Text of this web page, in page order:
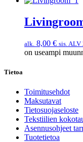
alk. 8,00 € sis. ALV
on useampi
Tietoa
Toimitusehdot
Maksutavat
Tietosuojaseloste
Tekstiilien
Asennusohjeet
Tuotetietoa